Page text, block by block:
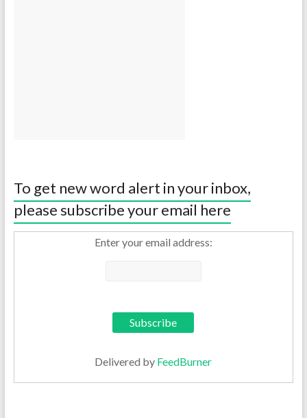
To get new word alert in your inbox,
please subscribe your email here
Enter your email address:
Delivered by FeedBurner